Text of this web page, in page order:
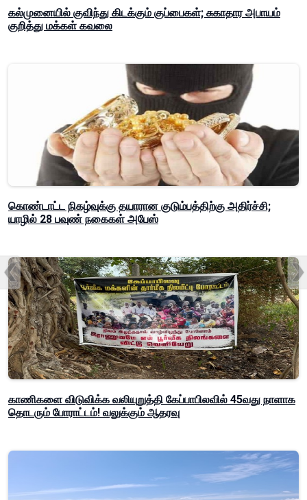
கல்முனையில் குவிந்து கிடக்கும் குப்பைகள்; சுகாதார அபாயம்
குறித்து மக்கள் கவலை
கொண்டாட்ட நிகழ்வுக்கு தயாரான குடும்பத்திற்கு அதிர்ச்சி;
யாழில் 28 பவுண் நகைகள் அபேஸ்
காணிகளை விடுவிக்க வலியுறுத்தி கேப்பாபிலவில் 45வது நாளாக
தொடரும் போராட்டம்! வலுக்கும் ஆதரவு